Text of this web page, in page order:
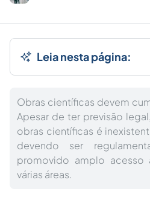
Leia nesta página:
Obras científicas devem
Apesar de ter previsão
obras científicas é
devendo ser
promovido amplo
várias áreas.